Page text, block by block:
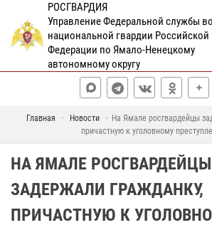
РОСГВАРДИЯ
Управление Федеральной службы
национальной гвардии Российской
Федерации по Ямало-Ненецкому
автономному округу
Главная Новости
На Ямале росгвардейцы
причастную к уголовному
НА ЯМАЛЕ РОСГВАРДЕЙЦЫ
ЗАДЕРЖАЛИ ГРАЖДАНКУ,
ПРИЧАСТНУЮ К